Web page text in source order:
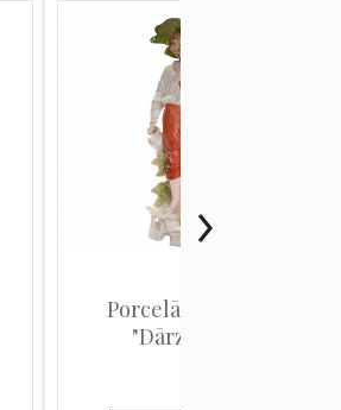
Porcelāna figūra
"Dārznieks"